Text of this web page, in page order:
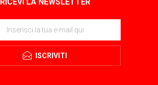
ISCRIVITI